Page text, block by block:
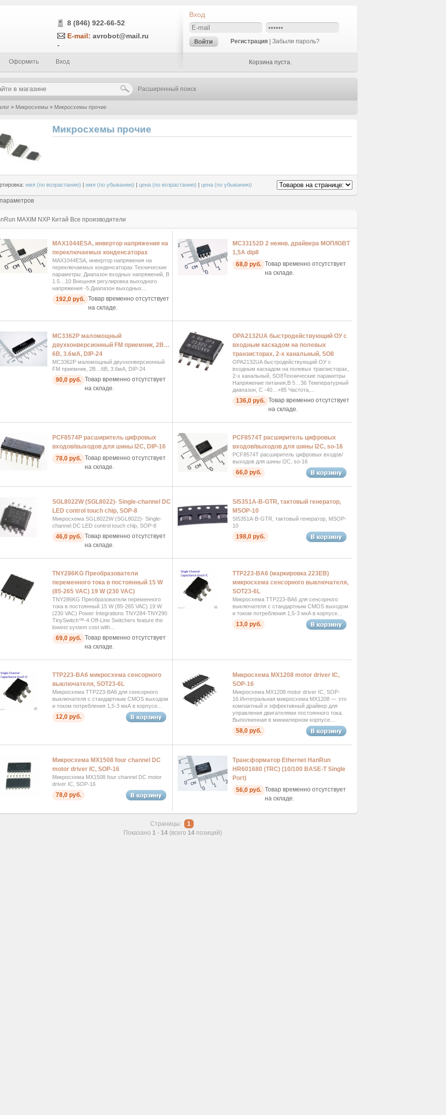
8 (846) 922-66-52
E-mail: avrobot@mail.ru
-
Оформить Вход
Вход
Регистрация Забыли пароль?
Корзина пуста.
Расширенный поиск
» Микросхемы » Микросхемы прочие
Микросхемы прочие
имя (по возрастанию) | имя (по убыванию) | цена (по возрастанию) | цена (по убыванию)
MAXIM NXP Китай Все производители
MAX1044ESA, инвертор напряжения на
переключаемых конденсаторах
MAX1044ESA, инвертор напряжения на
переключаемых конденсаторах Технические
параметры: Диапазон входных напряжений, В
1.5…10 Внешняя регулировка выходного
напряжения -5 Диапазон выходных...
192,0 руб. Товар временно отсутствует
на складе.
MC33152D 2 неинв. драйвера МОП/IGBT
1,5А dip8
68,0 руб. Товар временно отсутствует
на складе.
MC3362P маломощный
двухконверсионный FM приемник, 2В…
6В, 3.6мА, DIP-24
MC3362P маломощный двухконверсионный
FM приемник, 2В…6В, 3.6мА, DIP-24
90,0 руб. Товар временно отсутствует
на складе.
OPA2132UA быстродействующий ОУ с
входным каскадом на полевых
транзисторах, 2-х канальный, SO8
OPA2132UA быстродействующий ОУ с
входным каскадом на полевых транзисторах,
2-х канальный, SO8 ​Технические параметры
Напряжение питания,В 5…36 Температурный
диапазон, C -40…+85 Частота,...
136,0 руб. Товар временно отсутствует
на складе.
PCF8574P расширитель цифровых
входов/выходов для шины I2C, DIP-16
78,0 руб. Товар временно отсутствует
на складе.
PCF8574T расширитель цифровых
входов/выходов для шины I2C, so-16
PCF8574T расширитель цифровых входов/
выходов для шины I2C, so-16
66,0 руб.
SGL8022W (SGL8022)- Single-channel DC
LED control touch chip, SOP-8
Микросхема SGL8022W (SGL8022)- Single-
channel DC LED control touch chip, SOP-8
46,0 руб. Товар временно отсутствует
на складе.
SI5351A-B-GTR, тактовый генератор,
MSOP-10
SI5351A-B-GTR, тактовый генератор, MSOP-
10
198,0 руб.
TNY286KG Преобразователи
переменного тока в постоянный 15 W
(85-265 VAC) 19 W (230 VAC)
TNY286KG Преобразователи переменного
тока в постоянный 15 W (85-265 VAC) 19 W
(230 VAC) Power Integrations TNY284-TNY290
TinySwitch™-4 Off-Line Switchers feature the
lowest system cost with...
69,0 руб. Товар временно отсутствует
на складе.
TTP223-BA6 (маркировка 223EB)
микросхема сенсорного выключателя,
SOT23-6L
Микросхема TTP223-BA6 для сенсорного
выключателя с стандартным CMOS выходом
и током потребления 1,5-3 мкА в корпусе...
13,0 руб.
TTP223-BA6 микросхема сенсорного
выключателя, SOT23-6L
Микросхема TTP223-BA6 для сенсорного
выключателя с стандартным CMOS выходом
и током потребления 1,5-3 мкА в корпусе...
12,0 руб.
Микросхема MX1208 motor driver IC,
SOP-16
Микросхема MX1208 motor driver IC, SOP-
16.Интегральная микросхема MX1208 — это
компактный и эффективный драйвер для
управления двигателями постоянного тока.
Выполненная в миниатюрном корпусе...
58,0 руб.
Микросхема MX1508 four channel DC
motor driver IC, SOP-16
Микросхема MX1508 four channel DC motor
driver IC, SOP-16
78,0 руб.
Трансформатор Ethernet HanRun
HR601680 (TRC) (10/100 BASE-T Single
Port)
56,0 руб. Товар временно отсутствует
на складе.
Страницы:
1
Показано 1- 14(всего 14позиций)